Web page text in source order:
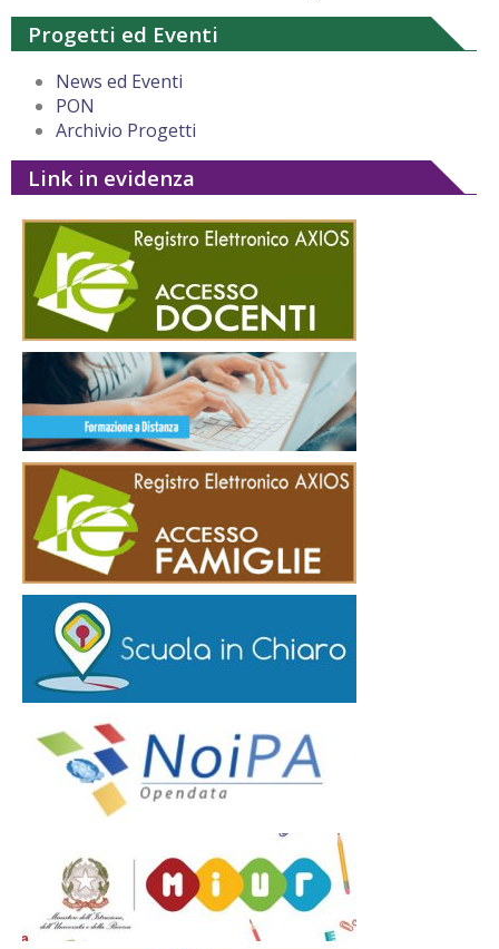
Progetti ed Eventi
News ed Eventi
PON
Archivio Progetti
Link in evidenza